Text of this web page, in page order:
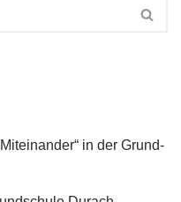
in der Grund-